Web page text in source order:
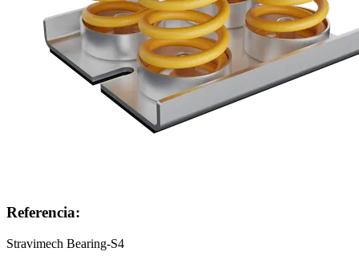
Referencia:
Stravimech Bearing-S4